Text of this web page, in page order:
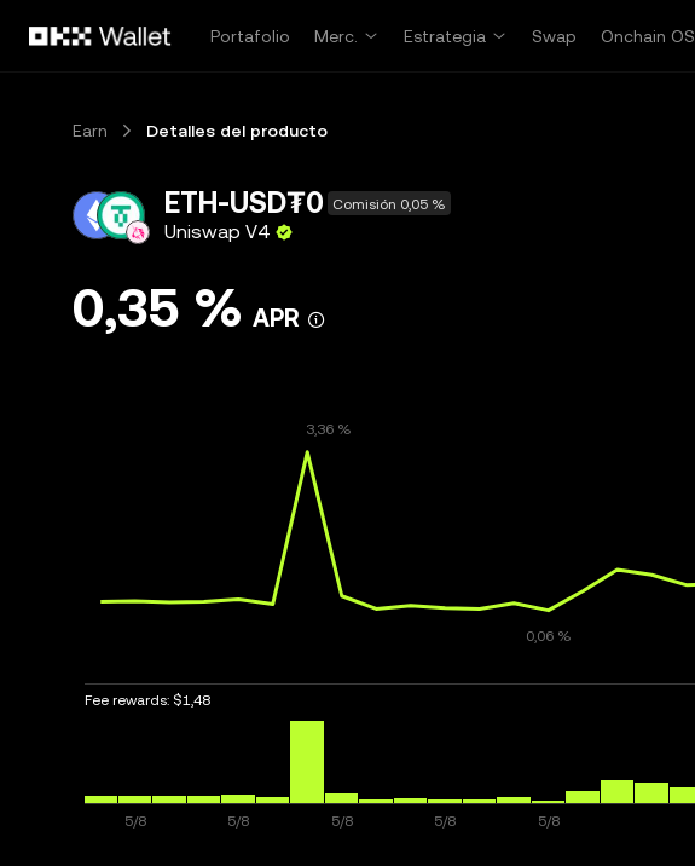
Portafolio
Merc. Estrategia Swap Onchain OS
Earn Detalles del producto
ETH-USD₮0 Comisión 0,05 %
Uniswap V4
0,35 % APR
Fee rewards: $1,48